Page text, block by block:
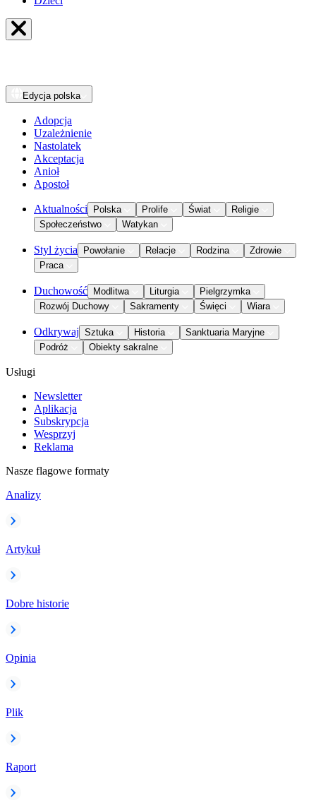
Edycja polska
Adopcja
Uzależnienie
Nastolatek
Akceptacja
Anioł
Apostoł
Aktualności Polska Prolife Świat
Religie
Społeczeństwo
Watykan
Styl życia Powołanie Relacje Rodzina
Zdrowie
Praca
Duchowość Modlitwa Liturgia
Pielgrzymka
Rozwój Duchowy
Sakramenty Święci Wiara
Odkrywaj Sztuka Historia
Sanktuaria Maryjne
Podróż
Obiekty sakralne
Usługi
Newsletter
Aplikacja
Subskrypcja
Wesprzyj
Reklama
Nasze flagowe formaty
Analizy
Artykuł
Dobre historie
Opinia
Plik
Raport